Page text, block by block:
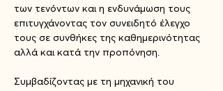
των τενόντων και η ενδυνάμωση τους
επιτυγχάνοντας τον συνειδητό έλεγχο
τους σε συνθήκες της καθημερινότητας
αλλά και κατά την προπόνηση.
Συμβαδίζοντας με τη μηχανική του